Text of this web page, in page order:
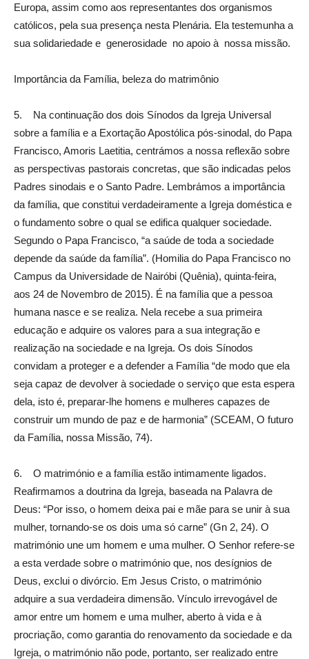
Europa, assim como aos representantes dos organismos
católicos, pela sua presença nesta Plenária. Ela testemunha a
sua solidariedade e generosidade no apoio à nossa missão.
Importância da Família, beleza do matrimônio
5. Na continuação dos dois Sínodos da Igreja Universal
sobre a família e a Exortação Apostólica pós-sinodal, do Papa
Francisco, Amoris Laetitia, centrámos a nossa reflexão sobre
as perspectivas pastorais concretas, que são indicadas pelos
Padres sinodais e o Santo Padre. Lembrámos a importância
da família, que constitui verdadeiramente a Igreja doméstica e
o fundamento sobre o qual se edifica qualquer sociedade.
Segundo o Papa Francisco, “a saúde de toda a sociedade
depende da saúde da família”. (Homilia do Papa Francisco no
Campus da Universidade de Nairóbi (Quênia), quinta-feira,
aos 24 de Novembro de 2015). É na família que a pessoa
humana nasce e se realiza. Nela recebe a sua primeira
educação e adquire os valores para a sua integração e
realização na sociedade e na Igreja. Os dois Sínodos
convidam a proteger e a defender a Família “de modo que ela
seja capaz de devolver à sociedade o serviço que esta espera
dela, isto é, preparar-lhe homens e mulheres capazes de
construir um mundo de paz e de harmonia” (SCEAM, O futuro
da Família, nossa Missão, 74).
6. O matrimónio e a família estão intimamente ligados.
Reafirmamos a doutrina da Igreja, baseada na Palavra de
Deus: “Por isso, o homem deixa pai e mãe para se unir à sua
mulher, tornando-se os dois uma só carne” (Gn 2, 24). O
matrimónio une um homem e uma mulher. O Senhor refere-se
a esta verdade sobre o matrimónio que, nos desígnios de
Deus, exclui o divórcio. Em Jesus Cristo, o matrimónio
adquire a sua verdadeira dimensão. Vínculo irrevogável de
amor entre um homem e uma mulher, aberto à vida e à
procriação, como garantia do renovamento da sociedade e da
Igreja, o matrimónio não pode, portanto, ser realizado entre